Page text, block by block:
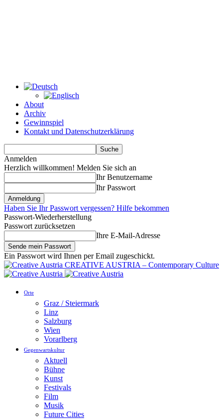
About
Archiv
Gewinnspiel
Kontakt und Datenschutzerklärung
Anmelden
Herzlich willkommen! Melden Sie sich an
Ihr Benutzername
Ihr Passwort
Haben Sie Ihr Passwort vergessen? Hilfe bekommen
Passwort-Wiederherstellung
Passwort zurücksetzen
Ihre E-Mail-Adresse
Ein Passwort wird Ihnen per Email zugeschickt.
CREATIVE AUSTRIA – Contemporary Culture
Orte
Graz / Steiermark
Linz
Salzburg
Wien
Vorarlberg
Gegenwartskultur
Aktuell
Bühne
Kunst
Festivals
Film
Musik
Future Cities